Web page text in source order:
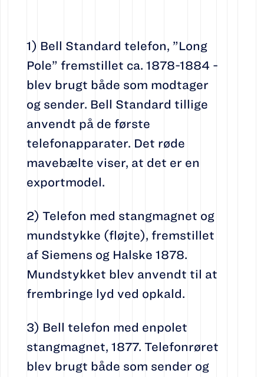
1) Bell Standard telefon, ”Long
Pole” fremstillet ca. 1878-1884 -
blev brugt både som modtager
og sender. Bell Standard tillige
anvendt på de første
telefonapparater. Det røde
mavebælte viser, at det er en
exportmodel.
2) Telefon med stangmagnet og
mundstykke (fløjte), fremstillet
af Siemens og Halske 1878.
Mundstykket blev anvendt til at
frembringe lyd ved opkald.
3) Bell telefon med enpolet
stangmagnet, 1877. Telefonrøret
blev brugt både som sender og